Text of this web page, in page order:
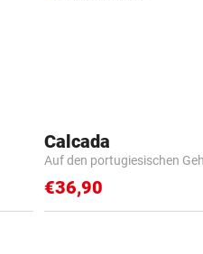
Calcada
Auf den portugiesischen
€36,90